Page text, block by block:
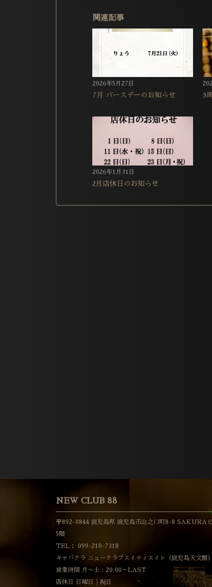
関連記事
2026年5月27日
7月 バースデーのお知らせ 3
2026年1月31日
2月店休日のお知らせ
NEW CLUB 88
〒892-0844 鹿児島県 鹿児島市山之口町8-8 SAKURA
5階
TEL：
099-210-7318
キャバクラ ニュークラブエイティエイト（鹿児島天文館）
営業時間 月〜土 : 20:00～LAST
店休日 日曜日│祝日